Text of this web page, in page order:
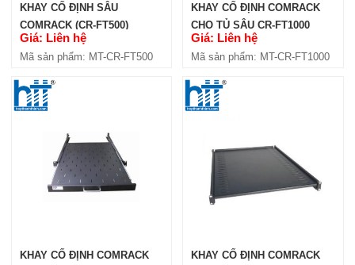
THANH QUẢN LÝ CÁP NGANG
COMRACK 2U (CR-HMP2U)
Giá: Liên hệ
KHAY CỐ ĐỊNH SÂU
COMRACK (CR-FT500)
Giá: Liên hệ
Mã sản phẩm: MT-CR-FT500
KHAY CỐ ĐỊNH COMRACK
CHO TỦ SÂU CR-FT1000
Giá: Liên hệ
Mã sản phẩm: MT-CR-FT1000
KHAY CỐ ĐỊNH COMRACK
KHAY CỐ ĐỊNH COMRACK